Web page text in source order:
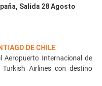
Salida 28 Agosto
DE CHILE
Aeropuerto Internacional de
Airlines con destino